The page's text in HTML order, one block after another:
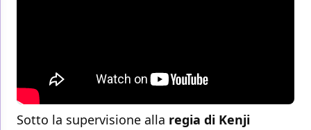
Sotto la supervisione alla regia di Kenji